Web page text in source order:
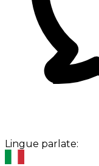
Lingue parlate: